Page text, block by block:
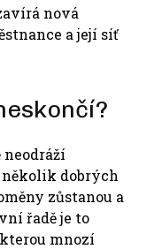
nová
a její síť
dobrých
zůstanou a
řadě je to
mnozí